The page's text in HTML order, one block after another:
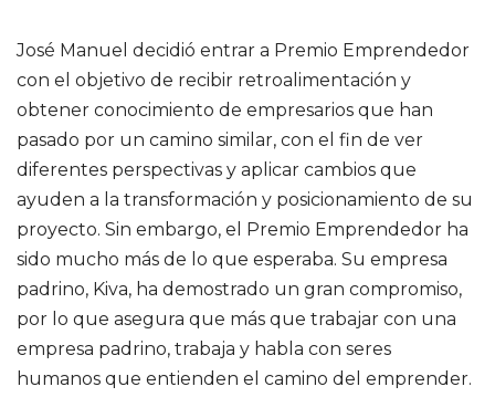
José Manuel decidió entrar a Premio Emprendedor
con el objetivo de recibir retroalimentación y
obtener conocimiento de empresarios que han
pasado por un camino similar, con el fin de ver
diferentes perspectivas y aplicar cambios que
ayuden a la transformación y posicionamiento de su
proyecto. Sin embargo, el Premio Emprendedor ha
sido mucho más de lo que esperaba. Su empresa
padrino, Kiva, ha demostrado un gran compromiso,
por lo que asegura que más que trabajar con una
empresa padrino, trabaja y habla con seres
humanos que entienden el camino del emprender.